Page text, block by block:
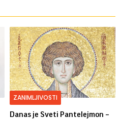
ZANIMLJIVOSTI
Danas je Sveti Pantelejmon –